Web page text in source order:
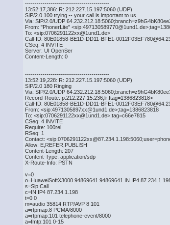
-------------------------------------------
13:52:17,386: R: 212.227.15.197:5060 (UDP)
SIP/2.0 100 trying -- your call is important to us
Via: SIP/2.0/UDP
From: "PhonerLite"
To: <sip:0706291122xx@1und1.de>
Call-ID: 80E01858-BE1D-DD11-BFE1-
CSeq: 4 INVITE
Server: UI OpenSer
Content-Length: 0
-------------------------------------------
13:52:19,228: R: 212.227.15.197:5060 (UDP)
SIP/2.0 180 Ringing
Via: SIP/2.0/UDP
Record-Route: p:212.227.15.236;lr;ftag=1386823818>
Call-ID: 80E01858-BE1D-DD11-BFE1-
From: <sip:4971305897xx@1und1.de>;tag=1386823818
To: <sip:0706291122xx@1und1.de>;tag=c66e7815
CSeq: 4 INVITE
Require: 100rel
RSeq: 1
Contact:
Allow: E,REFER,PUBLISH
Content-Length: 207
Content-Type: application/sdp
X-Route-Info: PSTN
v=0
o=HuaweiSoftX3000 94869641 94869641 IN IP4
s=Sip Call
c=IN IP4 87.234.1.198
t=0 0
m=audio 35814 RTP/AVP 8 101
a=rtpmap:8 PCMA/8000
a=rtpmap:101 telephone-event/8000
a=fmtp:101 0-15